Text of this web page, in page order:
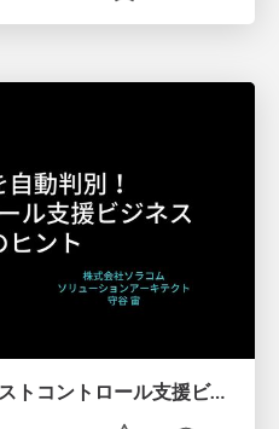
害獣害虫を自動判別！ ペストコントロール支援ビジネス成功のヒント【SORACOM Discovery 2026】